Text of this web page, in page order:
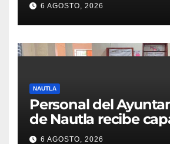
6 AGOSTO, 2026
NAUTLA
Personal del
de Nautla recibe
en atención a
6 AGOSTO, 2026